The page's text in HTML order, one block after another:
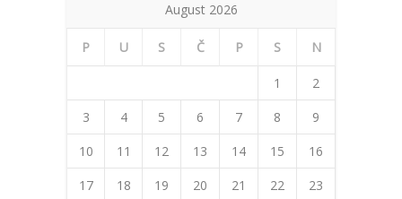
August 2026
P U S Č P S N
1
2
3
4 5 6 7 8
9
10
11 12 13 14 15
16
17
18 19 20 21 22
23